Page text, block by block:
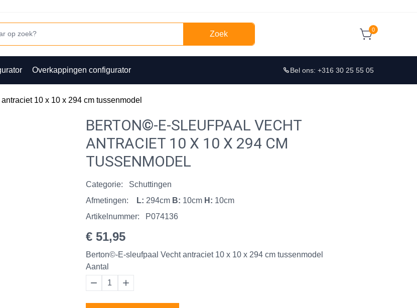
Zoek 0
Overkappingen configurator Bel ons: +316 30 25 55 05
10 x 10 x 294 cm tussenmodel
BERTON©-E-SLEUFPAAL VECHT
ANTRACIET 10 X 10 X 294 CM
TUSSENMODEL
Categorie:
Schuttingen
Afmetingen:
L: 294cm B: 10cm H: 10cm
Artikelnummer:
P074136
€ 51,95
Berton©-E-sleufpaal Vecht antraciet 10 x 10 x 294 cm tussenmodel
Aantal
1